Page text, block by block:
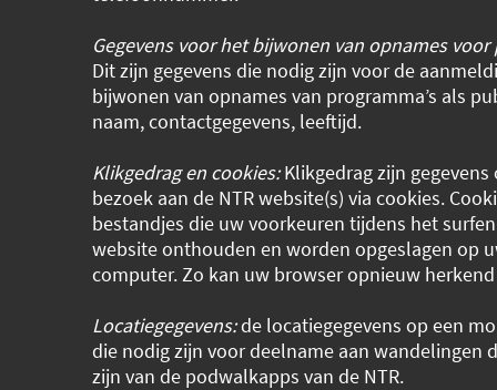
Gegevens voor het bijwonen van opnames voor
Dit zijn gegevens die nodig zijn voor de
bijwonen van opnames van programma’s als
naam, contactgegevens, leeftijd.
Klikgedrag en cookies:Klikgedrag zijn gegevens
bezoek aan de NTR website(s) via cookies.
bestandjes die uw voorkeuren tijdens het
website onthouden en worden opgeslagen op
computer. Zo kan uw browser opnieuw
Locatiegegevens:de locatiegegevens op een
die nodig zijn voor deelname aan wandelingen
zijn van de podwalkapps van de NTR.